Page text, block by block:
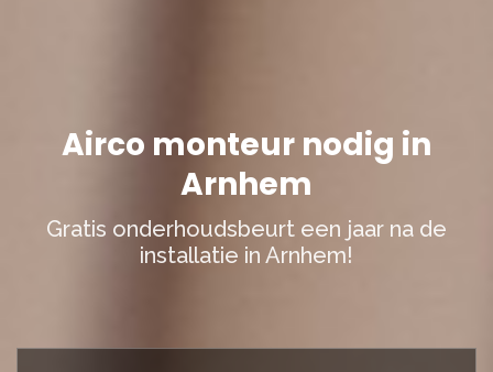
Airco monteur nodig in
Arnhem
Gratis onderhoudsbeurt een jaar na de
installatie in Arnhem!